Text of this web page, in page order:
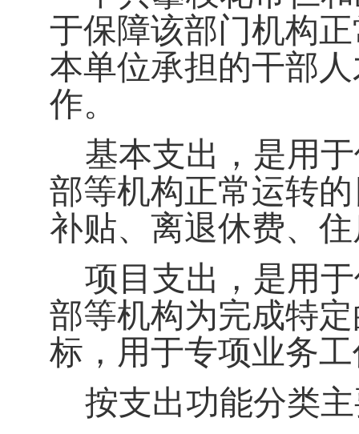
于保障该部门机构
本单位承担的干部
作。
基本支出，是用
部等机构正常运转
补贴、离退休费、
项目支出，是用
部等机构为完成特
标，用于专项业务
按支出功能分类